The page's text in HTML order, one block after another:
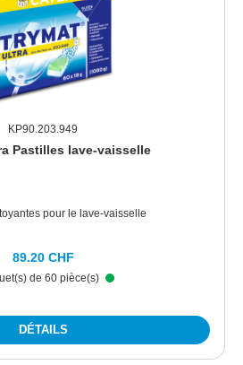
KP90.203.949
Pastilles lave-vaisselle
pour le lave-vaisselle
de 60 pièce(s)
89.20 CHF
DÉTAILS